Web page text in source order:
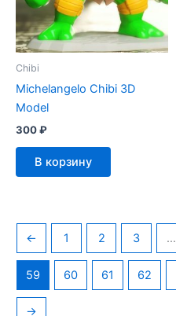
Chibi
Michelangelo Chibi 3D
Model
300₽
В корзину
← 1 2 3 …
59 60 61 62
→